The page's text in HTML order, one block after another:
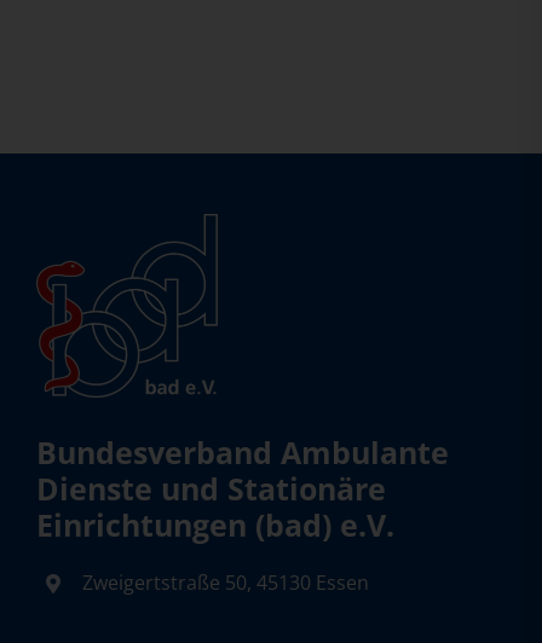
Bundesverband Ambulante
Dienste und Stationäre
Einrichtungen (bad) e.V.
Zweigertstraße 50, 45130 Essen